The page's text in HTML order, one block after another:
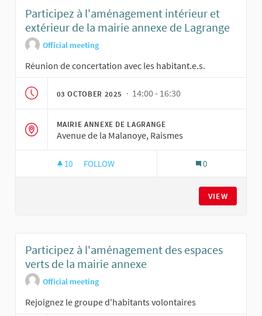
Participez à l'aménagement intérieur et
extérieur de la mairie annexe de Lagrange
Official meeting
Réunion de concertation avec les habitant.e.s.
03 OCTOBER 2025 · 14:00 - 16:30
MAIRIE ANNEXE DE LAGRANGE
Avenue de la Malanoye, Raismes
10 10 FOLLOWERS
FOLLOW 0
VIEW
Participez à l'aménagement des espaces
verts de la mairie annexe
Official meeting
Rejoignez le groupe d'habitants volontaires